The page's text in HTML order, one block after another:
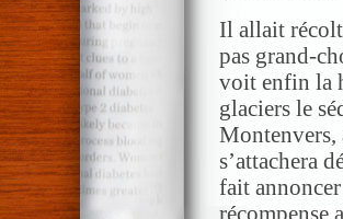
Il allait
pas grand-
voit enfin la
glaciers le
Montenvers,
s’attachera
fait